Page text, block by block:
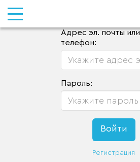
Адрес эл. почты или
телефон:
Пароль:
Регистрация